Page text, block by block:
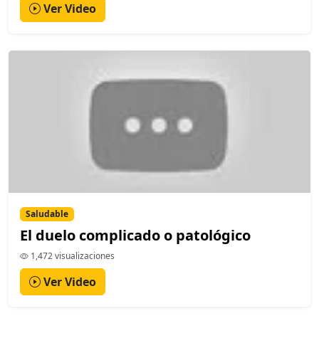
Ver Video
Saludable
El duelo complicado o patológico
1,472 visualizaciones
Ver Video